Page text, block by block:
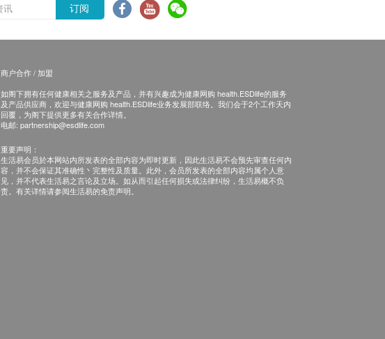
订阅
商户合作 / 加盟
如阁下拥有任何健康相关之服务及产品，并有兴趣成为健康网购 health.ESDlife的服务
及产品供应商，欢迎与健康网购 health.ESDlife业务发展部联络。我们会于2个工作天内
回覆，为阁下提供更多有关合作详情。
电邮: partnership@esdlife.com
重要声明：
生活易会员於本网站内所发表的全部内容为即时更新，因此生活易不会预先审查任何内
容，并不会保证其准确性丶完整性及质量。此外，会员所发表的全部内容均属个人意
见，并不代表生活易之言论及立场。如从而引起任何损失或法律纠纷，生活易概不负
责。有关详情请参阅生活易的免责声明。